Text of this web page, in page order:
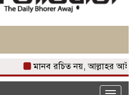
মানব রচিত নয়, আল্লাহর আইন